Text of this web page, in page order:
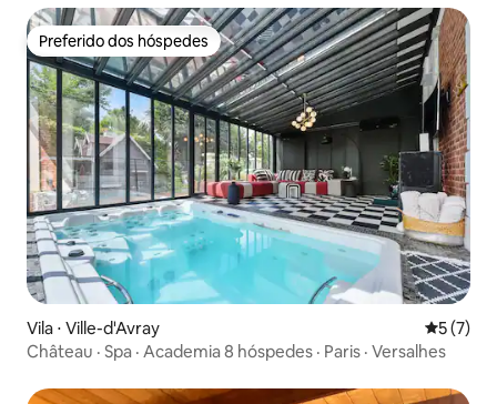
Preferido dos hóspedes
Preferido dos hóspedes
Vila ⋅ Ville-d'Avray 5 de
5 (7)
Château · Spa · Academia 8 hóspedes · Paris · Versalhes